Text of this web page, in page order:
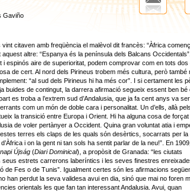
Gaviño
citaven amb freqüència el malèvol dit francès: “Àfrica
altre: “Espanya és la península dels Balcans Occidentals”.
i espinós aire de superioritat, podem comprovar com en tots dos
de cert. Al nord dels Pirineus trobem més cultura, però també
“al sud dels Pirineus hi ha més cor”. I si certament les
buides de contingut, la darrera afirmació segueix essent ben bé
es troba a l’extrem sud d’Andalusia, que ja fa cent anys va
com un món de doble cara i personalitat. Un d’ells, allà
la transició entre Europa i Orient. Hi ha alguna cosa de forçat
de voler pertànyer a Occident. Quina gran voluntat atia i
terres els claps de les quals són desèrtics, socarrats per la
i on la gent ni tan sols ha sentit parlar de la neu!”. En
Újság (Diari Dominical), a propòsit de Granada: “les ciutats
estrets carrerons laberíntics i les seves finestres
de Fes o de Tunis”. Igualment certes són les afirmacions
han perdut la seva validesa avui en dia, sinó que mai no foren
orientals les que fan tan interessant Andalusia. Avui, quan